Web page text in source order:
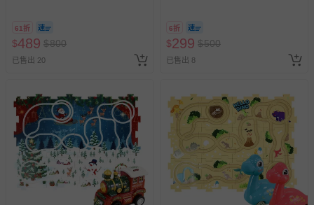
61折
$489 $800
已售出 20
6折
$299 $500
已售出 8